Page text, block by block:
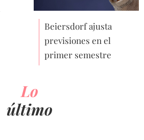
Beiersdorf ajusta
previsiones en el
primer semestre
Lo
último